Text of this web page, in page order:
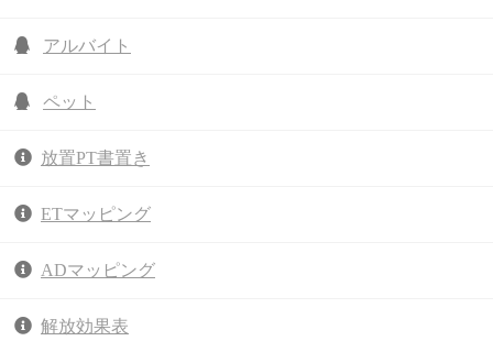
アルバイト
ペット
放置PT書置き
ETマッピング
ADマッピング
解放効果表